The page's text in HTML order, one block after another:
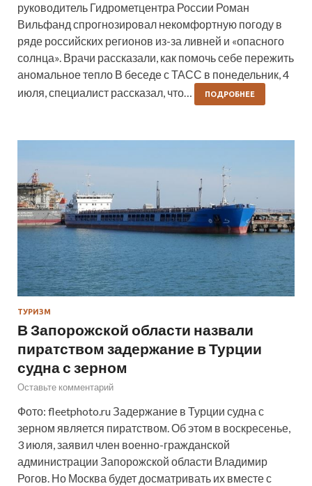
руководитель Гидрометцентра России Роман
Вильфанд спрогнозировал некомфортную погоду в
ряде российских регионов из-за ливней и «опасного
солнца». Врачи рассказали, как помочь себе пережить
аномальное тепло В беседе с ТАСС в понедельник, 4
июля, специалист рассказал, что…
ПОДРОБНЕЕ
ТУРИЗМ
В Запорожской области назвали
пиратством задержание в Турции
судна с зерном
Оставьте комментарий
Фото: fleetphoto.ru Задержание в Турции судна с
зерном является пиратством. Об этом в воскресенье,
3 июля, заявил член военно-гражданской
администрации Запорожской области Владимир
Рогов. Но Москва будет досматривать их вместе с